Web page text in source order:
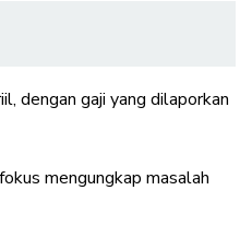
dengan gaji yang dilaporkan
mengungkap masalah